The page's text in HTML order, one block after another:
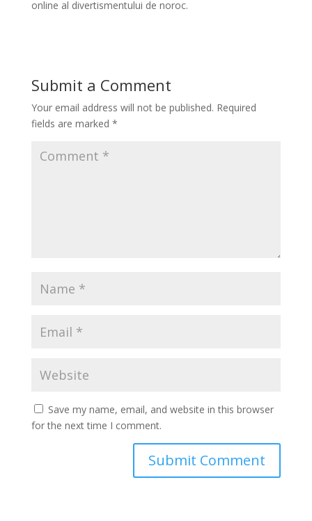
online al divertismentului de noroc.
Submit a Comment
Your email address will not be published. Required
fields are marked *
Save my name, email, and website in this browser
for the next time I comment.